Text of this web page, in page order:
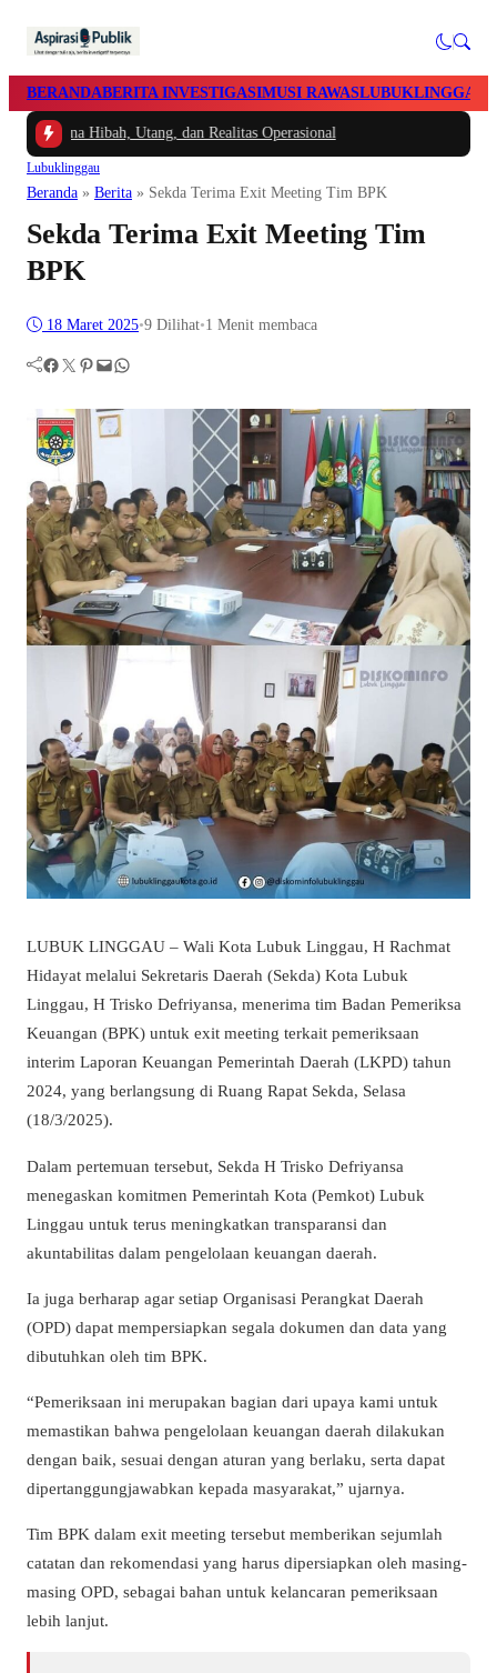
BERANDABERITA INVESTIGASIMUSI RAWASLUBUKLINGGAU
Hibah, Utang, dan Realitas Operasional
Lubuklinggau
Beranda » Berita » Sekda Terima Exit Meeting Tim BPK
Sekda Terima Exit Meeting Tim
BPK
18 Maret 2025•9 Dilihat•1 Menit membaca
Facebook Twitter Pinterest Mail WhatsApp
LUBUK LINGGAU – Wali Kota Lubuk Linggau, H Rachmat
Hidayat melalui Sekretaris Daerah (Sekda) Kota Lubuk
Linggau, H Trisko Defriyansa, menerima tim Badan Pemeriksa
Keuangan (BPK) untuk exit meeting terkait pemeriksaan
interim Laporan Keuangan Pemerintah Daerah (LKPD) tahun
2024, yang berlangsung di Ruang Rapat Sekda, Selasa
(18/3/2025).
Dalam pertemuan tersebut, Sekda H Trisko Defriyansa
menegaskan komitmen Pemerintah Kota (Pemkot) Lubuk
Linggau untuk terus meningkatkan transparansi dan
akuntabilitas dalam pengelolaan keuangan daerah.
Ia juga berharap agar setiap Organisasi Perangkat Daerah
(OPD) dapat mempersiapkan segala dokumen dan data yang
dibutuhkan oleh tim BPK.
“Pemeriksaan ini merupakan bagian dari upaya kami untuk
memastikan bahwa pengelolaan keuangan daerah dilakukan
dengan baik, sesuai dengan aturan yang berlaku, serta dapat
dipertanggungjawabkan kepada masyarakat,” ujarnya.
Tim BPK dalam exit meeting tersebut memberikan sejumlah
catatan dan rekomendasi yang harus dipersiapkan oleh masing-
masing OPD, sebagai bahan untuk kelancaran pemeriksaan
lebih lanjut.